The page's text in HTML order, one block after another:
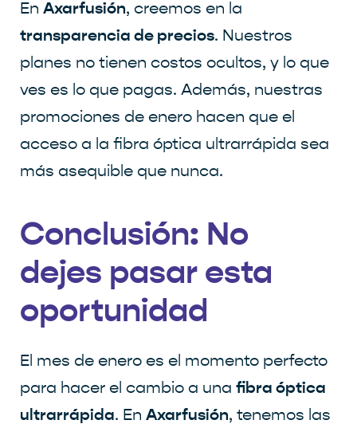
En Axarfusión, creemos en la
transparencia de precios. Nuestros
planes no tienen costos ocultos, y lo que
ves es lo que pagas. Además, nuestras
promociones de enero hacen que el
acceso a la fibra óptica ultrarrápida sea
más asequible que nunca.
Conclusión: No
dejes pasar esta
oportunidad
El mes de enero es el momento perfecto
para hacer el cambio a una fibra óptica
ultrarrápida. En Axarfusión, tenemos las